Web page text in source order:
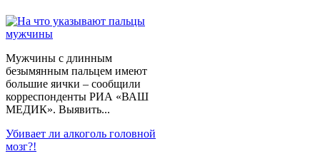
Мужчины с длинным
безымянным пальцем имеют
большие яички – сообщили
корреспонденты РИА «ВАШ
МЕДИК». Выявить...
Убивает ли алкоголь головной
мозг?!